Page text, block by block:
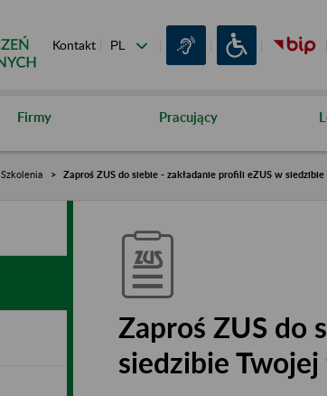
Kontakt
Firmy Pracujący
Szkolenia Zaproś ZUS do siebie - zakładanie profili eZUS w
Zaproś ZUS do
siedzibie